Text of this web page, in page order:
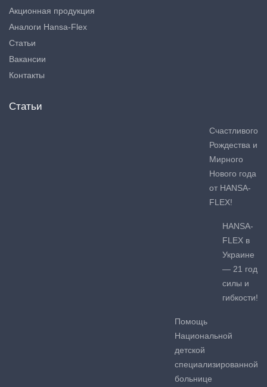
Акционная продукция
Аналоги Hansa-Flex
Статьи
Вакансии
Контакты
Статьи
Счастливого
Рождества и
Мирного
Нового года
от HANSA-
FLEX!
HANSA-
FLEX в
Украине
— 21 год
силы и
гибкости!
Помощь
Национальной
детской
специализированной
больнице